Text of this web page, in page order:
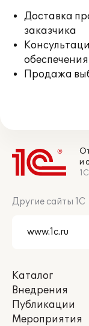
Доставка
заказчика
Продажа
и
Другие сайты 1С
Каталог
Внедрения
Публикации
Мероприятия